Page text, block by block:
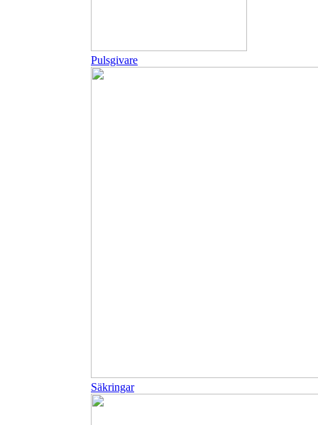
Pulsgivare
Säkringar